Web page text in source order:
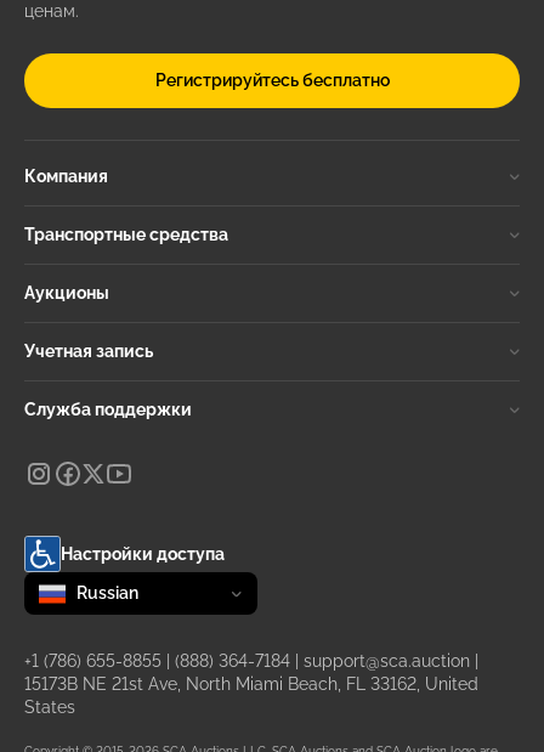
ценам.
Регистрируйтесь бесплатно
Компания
Транспортные средства
Аукционы
Учетная запись
Служба поддержки
Настройки доступа
Change language
selected
Russian
+1 (786) 655-8855 (888) 364-7184 support@sca.auction
15173B NE 21st Ave, North Miami Beach, FL 33162, United
States